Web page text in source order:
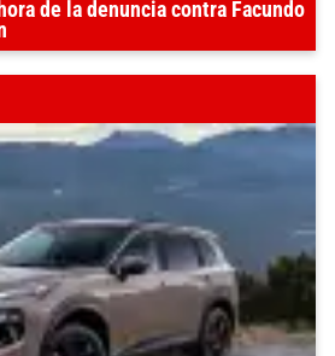
de la denuncia contra Facundo